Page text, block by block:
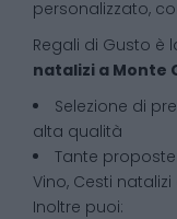
personalizzato,
Regali di Gusto è
natalizi a Monte
Selezione di
alta qualità
Tante
Vino, Cesti
Inoltre puoi: